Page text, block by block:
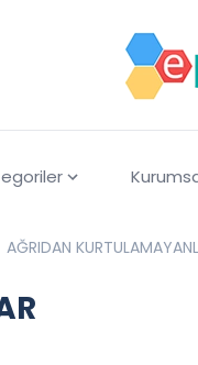
AĞRIDAN